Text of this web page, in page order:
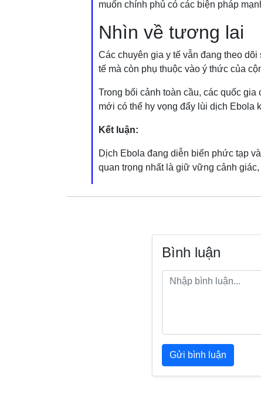
muốn chính phủ có các biện pháp
Nhìn về tương lai
Các chuyên gia y tế vẫn đang theo
tế mà còn phụ thuộc vào ý thức của
Trong bối cảnh toàn cầu, các quốc
mới có thể hy vọng đẩy lùi dịch Ebola
Kết luận:
Dịch Ebola đang diễn biến phức tạp
quan trọng nhất là giữ vững cảnh
Bình luận
Gửi bình luận